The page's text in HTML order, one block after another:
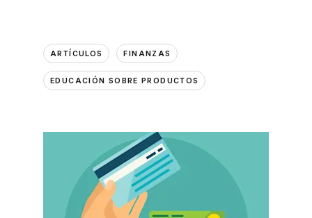
ARTÍCULOS FINANZAS
EDUCACIÓN SOBRE PRODUCTOS